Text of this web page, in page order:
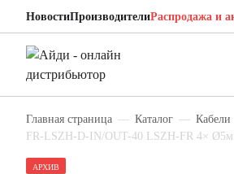
НовостиПроизводителиРаспродажа и
Главная страница Каталог Кабели
FR-LSZH-D-IN/OUT-40 LSZH-FR 4×
АРХИВ
Cabeus TB-A-4-04T-E-
Кабель волоконно-